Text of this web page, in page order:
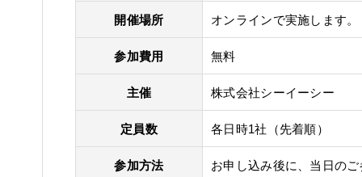
開催場所 オンラインで実施します。
参加費用 無料
主催 株式会社シーイーシー
定員数 各日時1社（先着順）
参加方法 お申し込み後に、当日の